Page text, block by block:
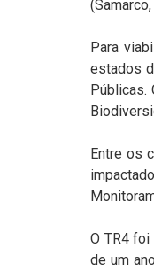
Para
estados
Públicas.
Entre os
O TR4 foi
de um